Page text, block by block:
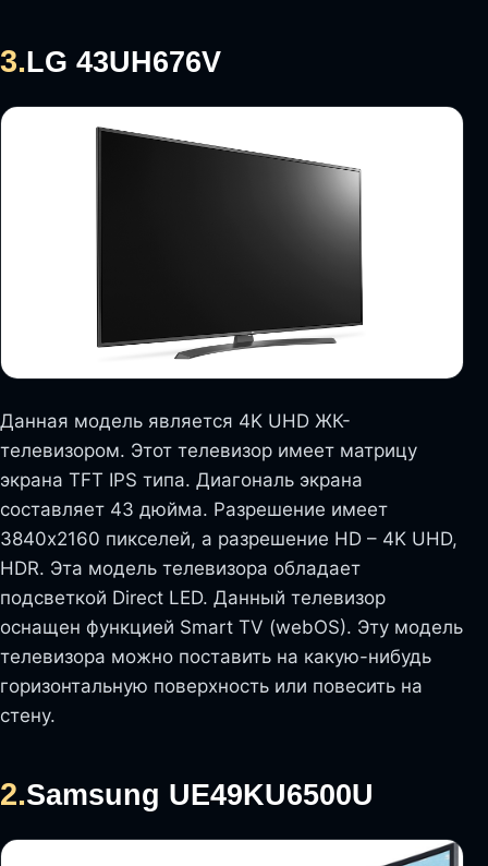
3.LG 43UH676V
Данная модель является 4K UHD ЖК-
телевизором. Этот телевизор имеет матрицу
экрана TFT IPS типа. Диагональ экрана
составляет 43 дюйма. Разрешение имеет
3840х2160 пикселей, а разрешение HD – 4K UHD,
HDR. Эта модель телевизора обладает
подсветкой Direct LED. Данный телевизор
оснащен функцией Smart TV (webOS). Эту модель
телевизора можно поставить на какую-нибудь
горизонтальную поверхность или повесить на
стену.
2.Samsung UE49KU6500U